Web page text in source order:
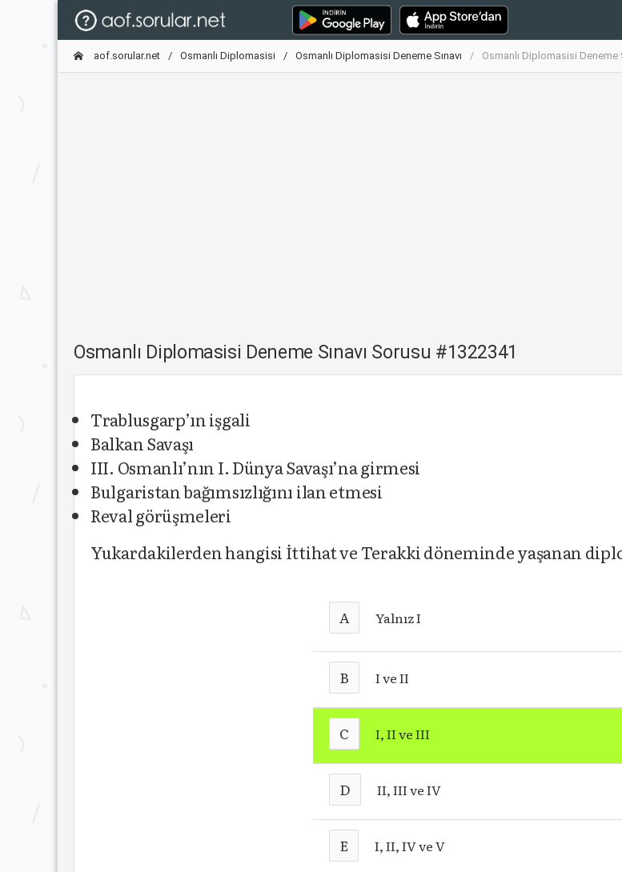
aof.sorular.net Osmanlı Diplomasisi Osmanlı Diplomasisi Deneme Sınavı Osmanlı Diplomasisi Deneme
Osmanlı Diplomasisi Deneme Sınavı Sorusu #1322341
Trablusgarp’ın işgali
Balkan Savaşı
III. Osmanlı’nın I. Dünya Savaşı’na girmesi
Bulgaristan bağımsızlığını ilan etmesi
Reval görüşmeleri
Yukardakilerden hangisi İttihat ve Terakki döneminde yaşanan
A Yalnız I
B I ve II
C I, II ve III
D II, III ve IV
E I, II, IV ve V